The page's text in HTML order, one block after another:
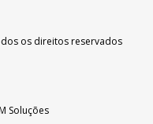
os direitos reservados
Soluções